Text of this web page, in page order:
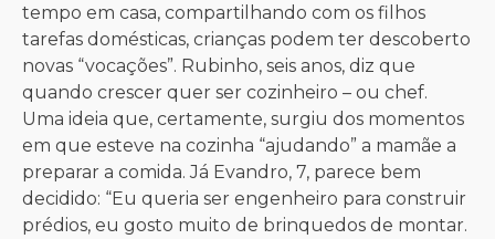
tempo em casa, compartilhando com os filhos
tarefas domésticas, crianças podem ter descoberto
novas “vocações”. Rubinho, seis anos, diz que
quando crescer quer ser cozinheiro – ou chef.
Uma ideia que, certamente, surgiu dos momentos
em que esteve na cozinha “ajudando” a mamãe a
preparar a comida. Já Evandro, 7, parece bem
decidido: “Eu queria ser engenheiro para construir
prédios, eu gosto muito de brinquedos de montar.